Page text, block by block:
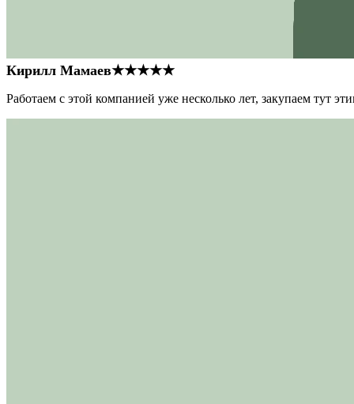
Кирилл Мамаев★★★★★
Работаем с этой компанией уже несколько лет, закупаем тут